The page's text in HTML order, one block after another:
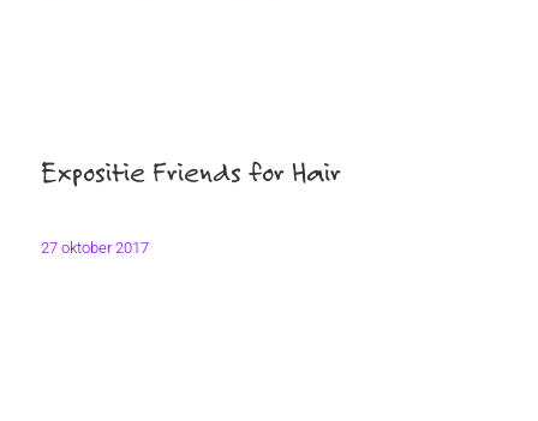
Expositie Friends for Hair
27 oktober 2017